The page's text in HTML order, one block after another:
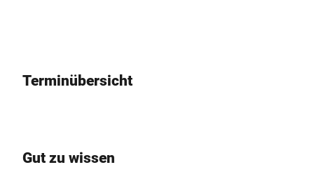
Terminübersicht
Gut zu wissen